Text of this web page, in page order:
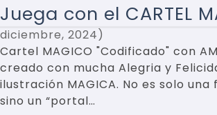
Juega con el CARTEL
diciembre, 2024
Cartel MAGICO "Codificado" con
creado con mucha Alegria y
ilustración MAGICA. No es solo
sino un “portal…